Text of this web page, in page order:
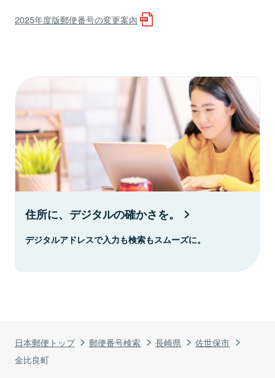
日本郵便トップ 郵便番号検索 長崎県
佐世保市
金比良町
2025年度版郵便番号の変更案内
住所に、デジタルの確かさを。
デジタルアドレスで入力も検索もスムーズに。